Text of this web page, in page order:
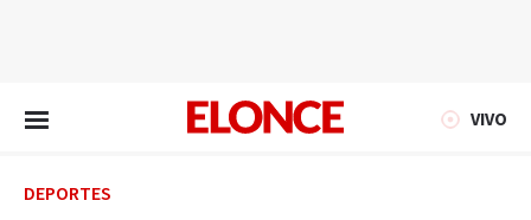
VIVO
DEPORTES